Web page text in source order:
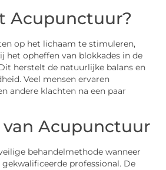
Acupunctuur?
op het lichaam te stimuleren,
het opheffen van blokkades in de
herstelt de natuurlijke balans en
Veel mensen ervaren
andere klachten na een paar
Acupunctuur
behandelmethode wanneer
professional. De